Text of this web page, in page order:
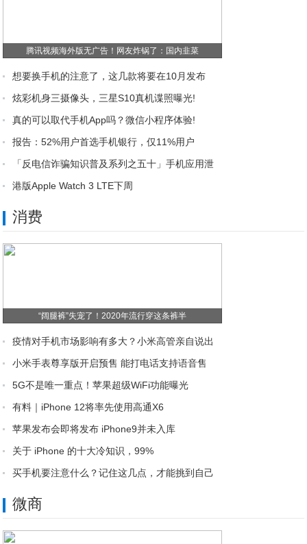
腾讯视频海外版无广告！网友炸锅了：国内韭菜
想要换手机的注意了，这几款将要在10月发布
炫彩机身三摄像头，三星S10真机谍照曝光!
真的可以取代手机App吗？微信小程序体验!
报告：52%用户首选手机银行，仅11%用户
「反电信诈骗知识普及系列之五十」手机应用泄
港版Apple Watch 3 LTE下周
消费
“阔腿裤”失宠了！2020年流行穿这条裤半
疫情对手机市场影响有多大？小米高管亲自说出
小米手表尊享版开启预售 能打电话支持语音售
5G不是唯一重点！苹果超级WiFi功能曝光
有料｜iPhone 12将率先使用高通X6
苹果发布会即将发布 iPhone9并未入库
关于 iPhone 的十大冷知识，99%
买手机要注意什么？记住这几点，才能挑到自己
微商